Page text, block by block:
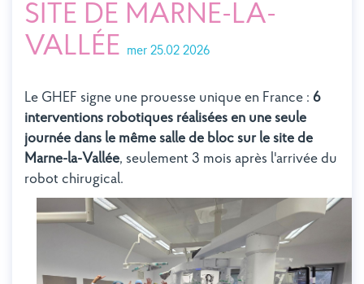
SITE DE MARNE-LA-
VALLÉE
mer 25.02 2026
Le GHEF signe une prouesse unique en France : 6
interventions robotiques réalisées en une seule
journée dans le même salle de bloc sur le site de
Marne-la-Vallée, seulement 3 mois après l'arrivée du
robot chirugical.